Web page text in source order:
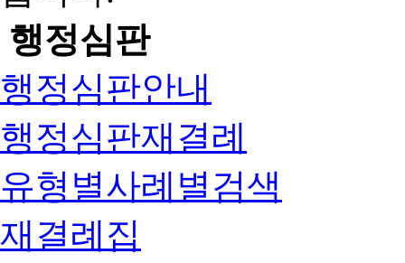
행정심판
행정심판안내
행정심판재결례
유형별사례별검색
재결례집